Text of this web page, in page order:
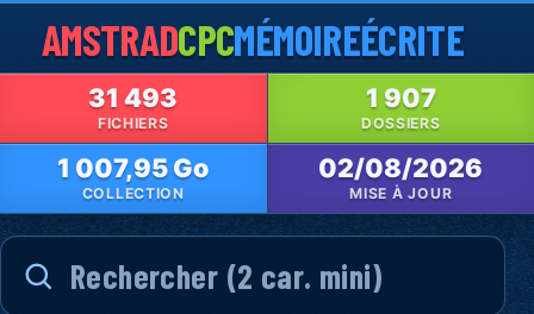
AMSTRADCPCMÉMOIREÉCRITE
31 493
FICHIERS
1 907
DOSSIERS
1 007,95 Go
COLLECTION
02/08/2026
MISE À JOUR